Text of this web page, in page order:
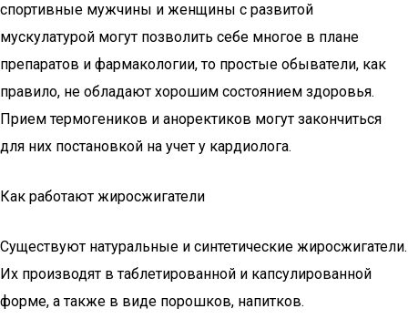
спортивные мужчины и женщины с развитой
мускулатурой могут позволить себе многое в плане
препаратов и фармакологии, то простые обыватели, как
правило, не обладают хорошим состоянием здоровья.
Прием термогеников и аноректиков могут закончиться
для них постановкой на учет у кардиолога.
Как работают жиросжигатели
Существуют натуральные и синтетические жиросжигатели.
Их производят в таблетированной и капсулированной
форме, а также в виде порошков, напитков.